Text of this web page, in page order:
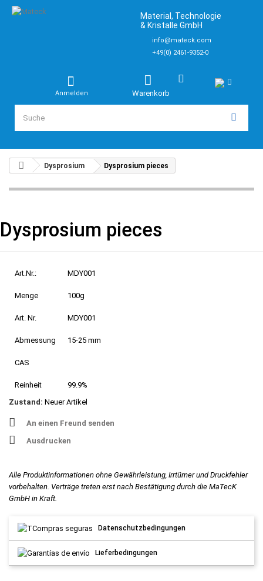
Material, Technologie
& Kristalle GmbH
info@mateck.com
+49(0) 2461-9352-0
Warenkorb
Anmelden
Dysprosium Dysprosium pieces
Dysprosium pieces
Art.Nr.: MDY001
Menge 100g
Art. Nr. MDY001
Abmessung 15-25 mm
CAS
Reinheit
99.9%
Zustand: Neuer Artikel
An einen Freund senden
Ausdrucken
Alle Produktinformationen ohne Gewährleistung, Irrtümer und Druckfehler
vorbehalten. Verträge treten erst nach Bestätigung durch die MaTecK
GmbH in Kraft.
Datenschutzbedingungen
Lieferbedingungen